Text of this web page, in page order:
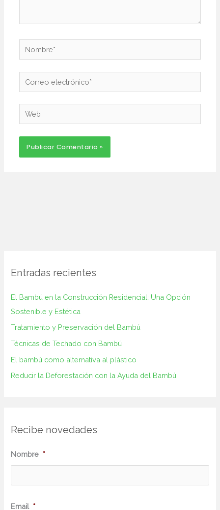
Nombre*
Correo
electrónico*
Web
Entradas recientes
El Bambú en la Construcción‌ Residencial: Una Opción
Sostenible y ⁢Estética
Tratamiento y Preservación del Bambú
Técnicas de Techado con Bambú
El bambú como alternativa al plástico
Reducir la Deforestación con la Ayuda del Bambú
Recibe novedades
Nombre *
o
Email *